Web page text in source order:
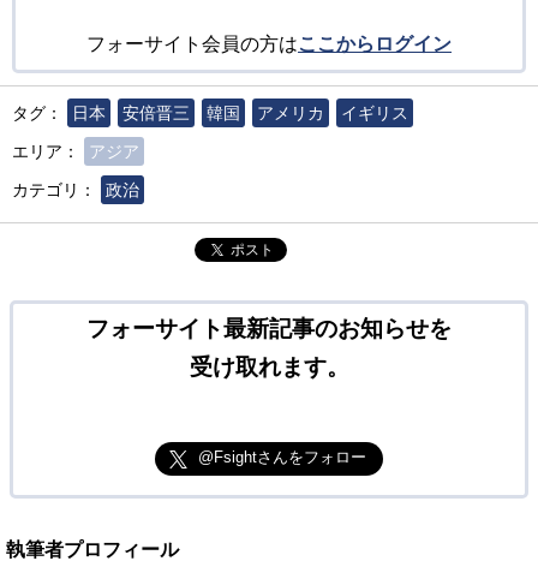
フォーサイト会員の方はここからログイン
タグ： 日本 安倍晋三 韓国 アメリカ
イギリス
エリア：
アジア
カテゴリ：
政治
ポスト
フォーサイト最新記事のお知らせを
受け取れます。
@Fsightさんをフォロー
執筆者プロフィール